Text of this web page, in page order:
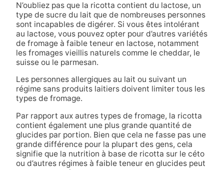
N’oubliez pas que la ricotta contient du lactose, un
type de sucre du lait que de nombreuses personnes
sont incapables de digérer. Si vous êtes intolérant
au lactose, vous pouvez opter pour d’autres variétés
de fromage à faible teneur en lactose, notamment
les fromages vieillis naturels comme le cheddar, le
suisse ou le parmesan.
Les personnes allergiques au lait ou suivant un
régime sans produits laitiers doivent limiter tous les
types de fromage.
Par rapport aux autres types de fromage, la ricotta
contient également une plus grande quantité de
glucides par portion. Bien que cela ne fasse pas une
grande différence pour la plupart des gens, cela
signifie que la nutrition à base de ricotta sur le céto
ou d’autres régimes à faible teneur en glucides peut